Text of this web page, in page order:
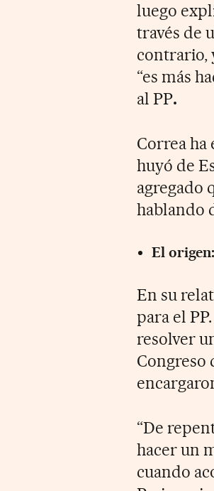
luego
través de
contrario,
“es más
al PP.
Correa
huyó de
agregado
hablando
El
En su
para el
resolver
Congreso
“De
hacer un
cuando